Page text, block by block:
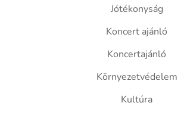
Jótékonyság
Koncert ajánló
Koncertajánló
Környezetvédelem
Kultúra